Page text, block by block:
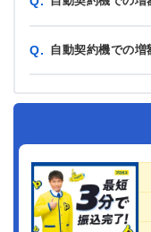
Q. 自動契約機での増